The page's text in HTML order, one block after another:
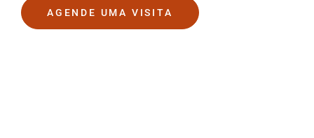
AGENDE UMA VISITA